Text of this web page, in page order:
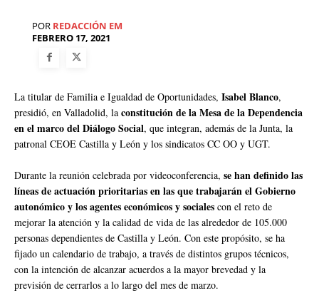
POR REDACCIÓN EM
FEBRERO 17, 2021
La titular de Familia e Igualdad de Oportunidades, Isabel Blanco,
presidió, en Valladolid, la constitución de la Mesa de la Dependencia
en el marco del Diálogo Social, que integran, además de la Junta, la
patronal CEOE Castilla y León y los sindicatos CC OO y UGT.
Durante la reunión celebrada por videoconferencia, se han definido las
líneas de actuación prioritarias en las que trabajarán el Gobierno
autonómico y los agentes económicos y sociales con el reto de
mejorar la atención y la calidad de vida de las alrededor de 105.000
personas dependientes de Castilla y León. Con este propósito, se ha
fijado un calendario de trabajo, a través de distintos grupos técnicos,
con la intención de alcanzar acuerdos a la mayor brevedad y la
previsión de cerrarlos a lo largo del mes de marzo.